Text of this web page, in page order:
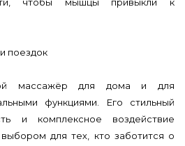
поездок
массажёр для дома и для
функциями. Его стильный
и комплексное воздействие
для тех, кто заботится о